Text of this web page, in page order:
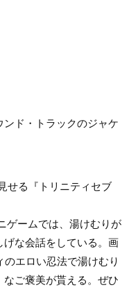
ド・トラックのジャケ
せる『トリニティセブ
ゲームでは、湯けむりが
な会話をしている。画
エロい忍法で湯けむり
ご褒美が貰える。ぜひ